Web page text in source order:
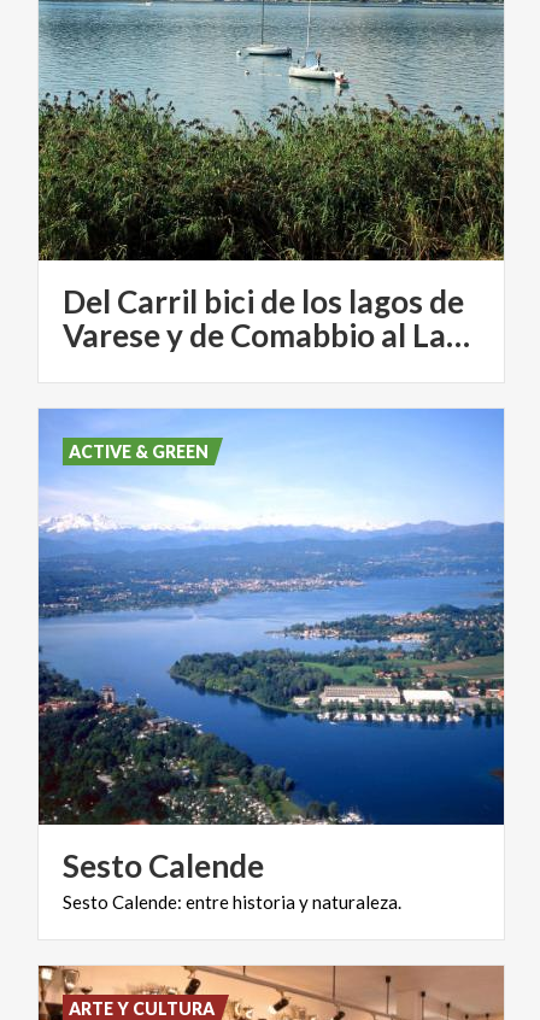
Del Carril bici de los lagos de
Varese y de Comabbio al Lago Mayor
SestoCalende
Sesto Calende: entrehistoriaynaturaleza.
ACTIVE & GREEN
ARTE Y CULTURA